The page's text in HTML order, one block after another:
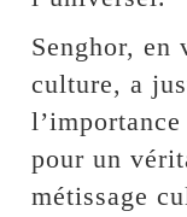
Senghor, en
culture, a
pour un
métissage